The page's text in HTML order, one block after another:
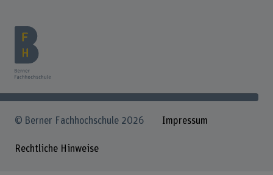
© Berner Fachhochschule 2026 Impressum
Rechtliche Hinweise